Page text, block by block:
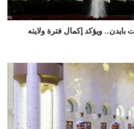
بايدن.. ويؤكد إكمال فترة ولايته